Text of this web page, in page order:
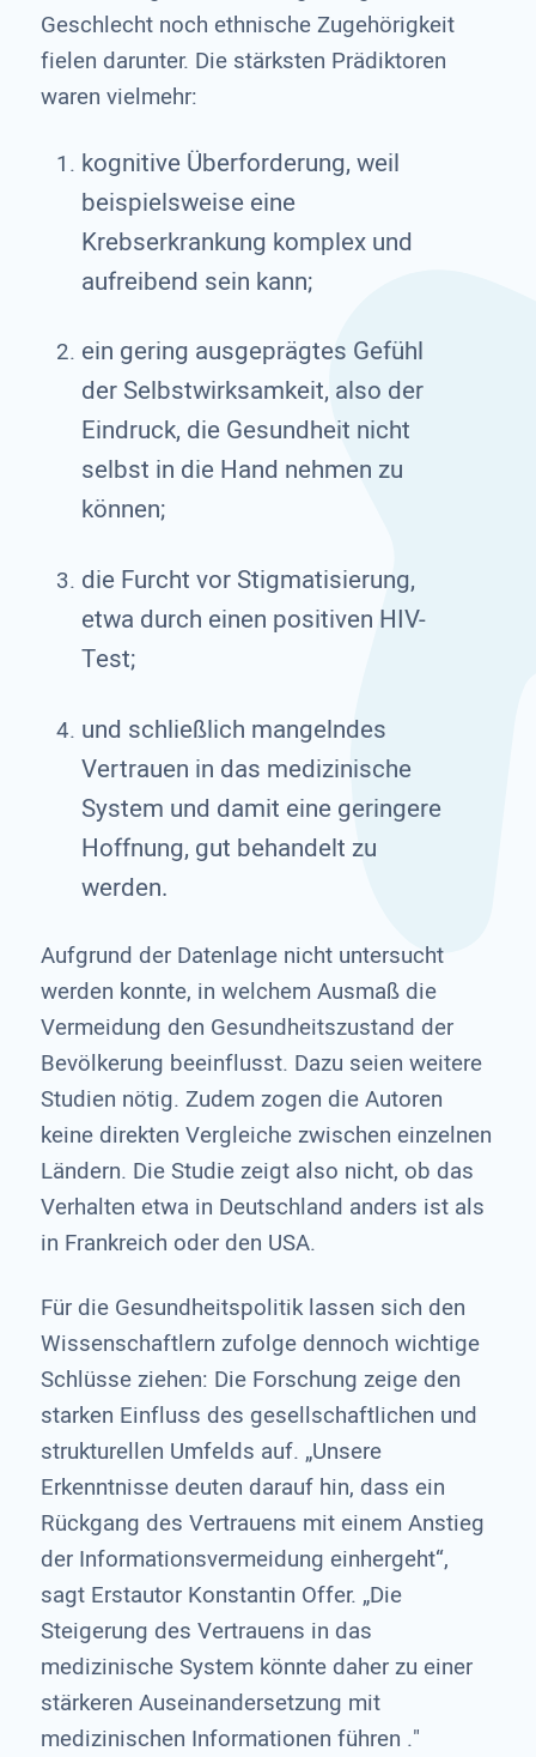
Geschlecht noch ethnische Zugehörigkeit
fielen darunter. Die stärksten Prädiktoren
waren vielmehr:
kognitive Überforderung, weil
beispielsweise eine
Krebserkrankung komplex und
aufreibend sein kann;
ein gering ausgeprägtes Gefühl
der Selbstwirksamkeit, also der
Eindruck, die Gesundheit nicht
selbst in die Hand nehmen zu
können;
die Furcht vor Stigmatisierung,
etwa durch einen positiven HIV-
Test;
und schließlich mangelndes
Vertrauen in das medizinische
System und damit eine geringere
Hoffnung, gut behandelt zu
werden.
Aufgrund der Datenlage nicht untersucht
werden konnte, in welchem Ausmaß die
Vermeidung den Gesundheitszustand der
Bevölkerung beeinflusst. Dazu seien weitere
Studien nötig. Zudem zogen die Autoren
keine direkten Vergleiche zwischen einzelnen
Ländern. Die Studie zeigt also nicht, ob das
Verhalten etwa in Deutschland anders ist als
in Frankreich oder den USA.
Für die Gesundheitspolitik lassen sich den
Wissenschaftlern zufolge dennoch wichtige
Schlüsse ziehen: Die Forschung zeige den
starken Einfluss des gesellschaftlichen und
strukturellen Umfelds auf. „Unsere
Erkenntnisse deuten darauf hin, dass ein
Rückgang des Vertrauens mit einem Anstieg
der Informationsvermeidung einhergeht“,
sagt Erstautor Konstantin Offer. „Die
Steigerung des Vertrauens in das
medizinische System könnte daher zu einer
stärkeren Auseinandersetzung mit
medizinischen Informationen führen ."